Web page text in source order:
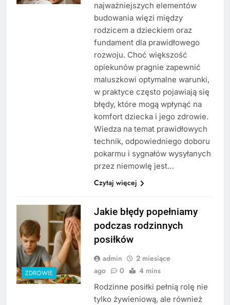
najważniejszych elementów
budowania więzi między
rodzicem a dzieckiem oraz
fundament dla prawidłowego
rozwoju. Choć większość
opiekunów pragnie zapewnić
maluszkowi optymalne warunki,
w praktyce często pojawiają się
błędy, które mogą wpłynąć na
komfort dziecka i jego zdrowie.
Wiedza na temat prawidłowych
technik, odpowiedniego doboru
pokarmu i sygnałów wysyłanych
przez niemowlę jest…
Czytaj więcej
ZDROWIE
Jakie błędy popełniamy
podczas rodzinnych
posiłków
admin
2 miesiące
ago
0 4 mins
Rodzinne posiłki pełnią rolę nie
tylko żywieniową, ale również